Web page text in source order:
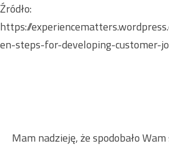
Źródło:
https://
en-steps-for-developing-customer-
Mam nadzieję, że spodobało